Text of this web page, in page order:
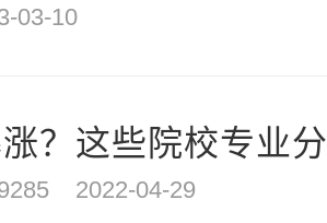
03-10
？这些院校专业
2022-04-29